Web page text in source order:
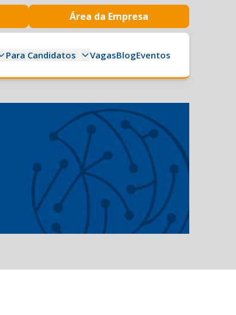
Área da Empresa
Para Candidatos VagasBlogEventos